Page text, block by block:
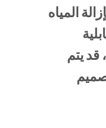
المياه
قد يتم